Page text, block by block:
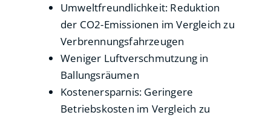
Umweltfreundlichkeit: Reduktion
der CO2-Emissionen im Vergleich zu
Verbrennungsfahrzeugen
Weniger Luftverschmutzung in
Ballungsräumen
Kostenersparnis: Geringere
Betriebskosten im Vergleich zu